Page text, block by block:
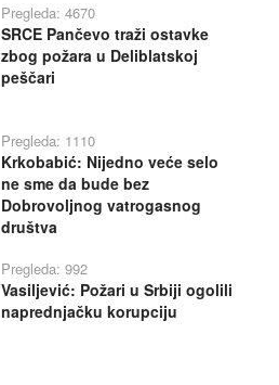
Pregleda: 4670
SRCE Pančevo traži ostavke
zbog požara u Deliblatskoj
peščari
Pregleda: 1110
Krkobabić: Nijedno veće selo
ne sme da bude bez
Dobrovoljnog vatrogasnog
društva
Pregleda: 992
Vasiljević: Požari u Srbiji ogolili
naprednjačku korupciju